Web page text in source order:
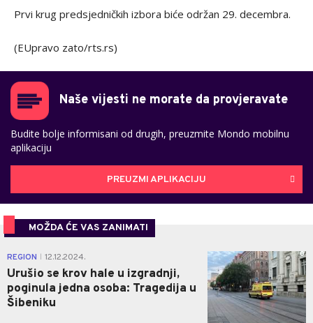
Prvi krug predsjedničkih izbora biće održan 29. decembra.
(EUpravo zato/rts.rs)
Naše vijesti ne morate da provjeravate
Budite bolje informisani od drugih, preuzmite Mondo mobilnu
aplikaciju
PREUZMI APLIKACIJU
MOŽDA ĆE VAS ZANIMATI
REGION 12.12.2024.
Urušio se krov hale u izgradnji,
poginula jedna osoba: Tragedija u
Šibeniku
0